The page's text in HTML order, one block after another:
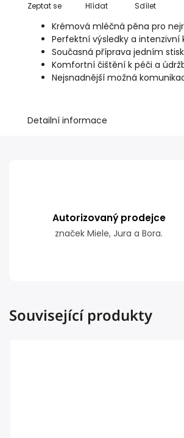
Zeptat se Hlídat Sdílet
Krémová mléčná pěna pro
Perfektní výsledky a
Současná příprava jedním
Komfortní čištění k péči a
Nejsnadnější možná
Detailní informace
Autorizovaný prodejce
značek Miele, Jura a Bora.
Související produkty